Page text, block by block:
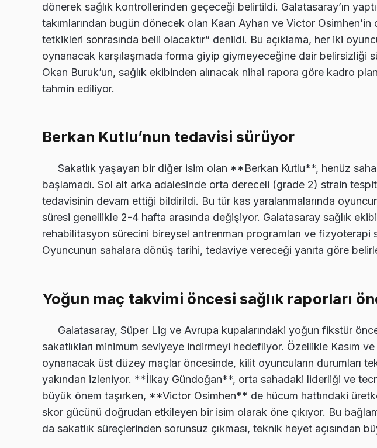
dönerek sağlık kontrollerinden geçeceği belirtildi. Galatasaray’ın
takımlarından bugün dönecek olan Kaan Ayhan ve Victor Osimhen’in
tetkikleri sonrasında belli olacaktır” denildi. Bu açıklama, her iki
oynanacak karşılaşmada forma giyip giymeyeceğine dair belirsizliği
Okan Buruk’un, sağlık ekibinden alınacak nihai rapora göre kadro
tahmin ediliyor.
Berkan Kutlu’nun tedavisi sürüyor
Sakatlık yaşayan bir diğer isim olan **Berkan Kutlu**, henüz saha
başlamadı. Sol alt arka adalesinde orta dereceli (grade 2) strain
tedavisinin devam ettiği bildirildi. Bu tür kas yaralanmalarında
süresi genellikle 2-4 hafta arasında değişiyor. Galatasaray sağlık
rehabilitasyon sürecini bireysel antrenman programları ve fizyoterapi
Oyuncunun sahalara dönüş tarihi, tedaviye vereceği yanıta göre
Yoğun maç takvimi öncesi sağlık raporları
Galatasaray, Süper Lig ve Avrupa kupalarındaki yoğun fikstür
sakatlıkları minimum seviyeye indirmeyi hedefliyor. Özellikle Kasım ve
oynanacak üst düzey maçlar öncesinde, kilit oyuncuların durumları
yakından izleniyor. **İlkay Gündoğan**, orta sahadaki liderliği ve
büyük önem taşırken, **Victor Osimhen** de hücum hattındaki
skor gücünü doğrudan etkileyen bir isim olarak öne çıkıyor. Bu
da sakatlık süreçlerinden sorunsuz çıkması, teknik heyet açısından